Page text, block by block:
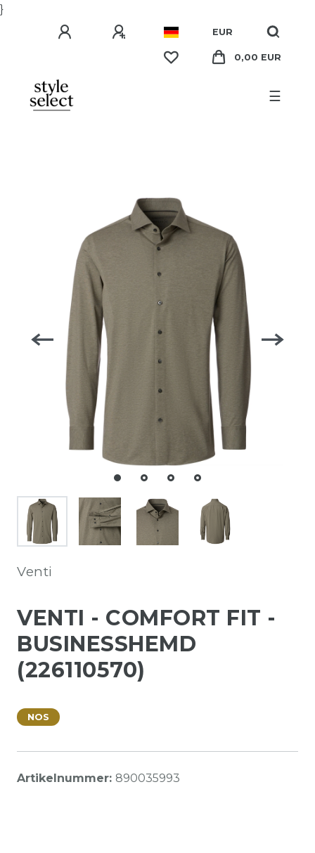
}
EUR
0,00 EUR
☰
Venti
VENTI - COMFORT FIT -
BUSINESSHEMD
(226110570)
NOS
Artikelnummer: 890035993